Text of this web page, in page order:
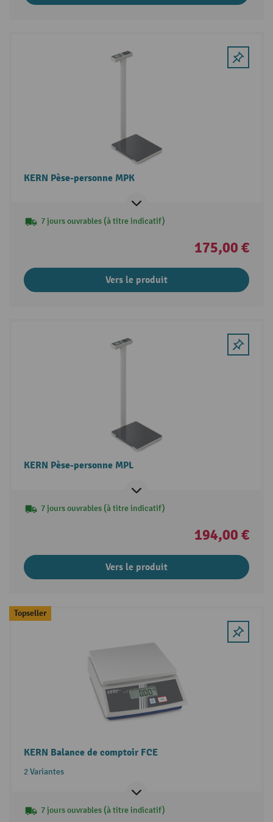
KERN Pèse-personne MPK
7 jours ouvrables (à titre indicatif)
175,00 €
Vers le produit
KERN Pèse-personne MPL
7 jours ouvrables (à titre indicatif)
194,00 €
Vers le produit
Topseller
KERN Balance de comptoir FCE
2 Variantes
7 jours ouvrables (à titre indicatif)